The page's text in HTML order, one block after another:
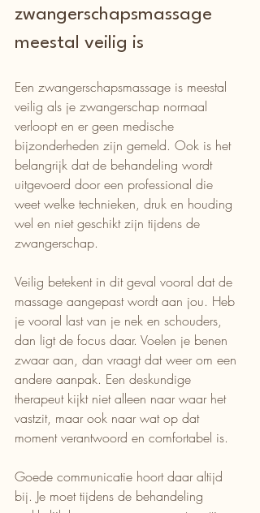
zwangerschapsmassage
meestal veilig is
Een zwangerschapsmassage is meestal
veilig als je zwangerschap normaal
verloopt en er geen medische
bijzonderheden zijn gemeld. Ook is het
belangrijk dat de behandeling wordt
uitgevoerd door een professional die
weet welke technieken, druk en houding
wel en niet geschikt zijn tijdens de
zwangerschap.
Veilig betekent in dit geval vooral dat de
massage aangepast wordt aan jou. Heb
je vooral last van je nek en schouders,
dan ligt de focus daar. Voelen je benen
zwaar aan, dan vraagt dat weer om een
andere aanpak. Een deskundige
therapeut kijkt niet alleen naar waar het
vastzit, maar ook naar wat op dat
moment verantwoord en comfortabel is.
Goede communicatie hoort daar altijd
bij. Je moet tijdens de behandeling